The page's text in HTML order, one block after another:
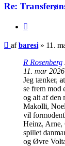
Re:
Indlæg
afbaresi » 11.
R Rosenberg
11. mar
Jeg tænker,
se frem mod
og alt af den
Makolli,
vil
Heinz, Arne,
spillet
og Øvre